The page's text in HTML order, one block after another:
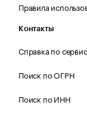
Правила
Контакты
Справка по
Поиск по ОГРН
Поиск по ИНН